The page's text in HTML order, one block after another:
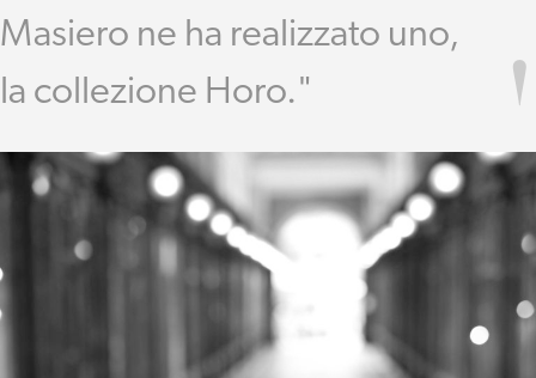
Masiero ne ha realizzato uno,
la collezione Horo."